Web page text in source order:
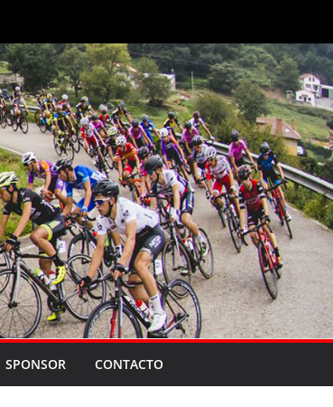
SPONSOR CONTACTO